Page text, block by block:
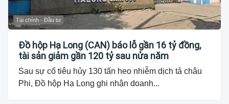
Tài chính - Đầu tư
Đồ hộp Hạ Long (CAN) báo lỗ gần 16 tỷ đồng,
tài sản giảm gần 120 tỷ sau nửa năm
Sau sự cố tiêu hủy 130 tấn heo nhiễm dịch tả châu
Phi, Đồ hộp Hạ Long ghi nhận doanh...